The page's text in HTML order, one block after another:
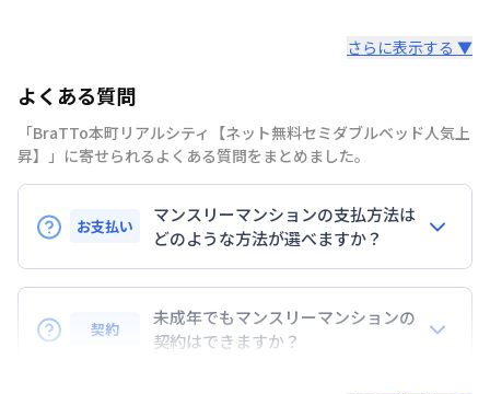
部屋の向き
禁煙・喫煙
交通
京阪電気鉄道京阪線北浜駅徒歩8分
次回更新日
情報更新日より14日以内
さらに表示する ▼
よくある質問
「BraTTo本町リアルシティ【ネット無料セミダブルベッド人気上
昇】」に寄せられるよくある質問をまとめました。
お支払い
マンスリーマンションの支払方法は
どのような方法が選べますか？
BraTToの運営するマンスリーマンションのお支払い
は、指定口座へのお振込み・当社での現金払い、クレ
ジットカード払い（DCカード、VISAカード、Master
契約
未成年でもマンスリーマンションの
契約はできますか？